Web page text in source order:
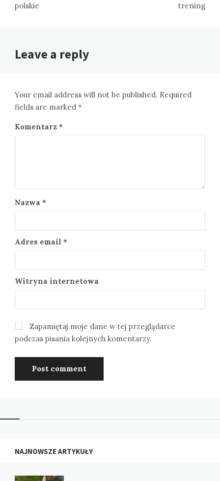
polskie
trening
Leave a reply
Your email address will not be published. Required
fields are marked *
Komentarz *
Nazwa *
Adres email *
Witryna internetowa
Zapamiętaj moje dane w tej przeglądarce
podczas pisania kolejnych komentarzy.
NAJNOWSZE ARTYKUŁY